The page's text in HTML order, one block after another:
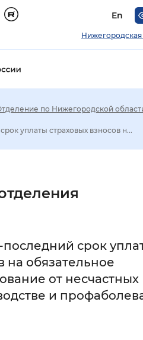
En
Нижегородская
отображения
Увеличенный
между буквами
по Нижегородской
уплаты страховых взносов н...
последний срок
на обязательное
от несчастных
и